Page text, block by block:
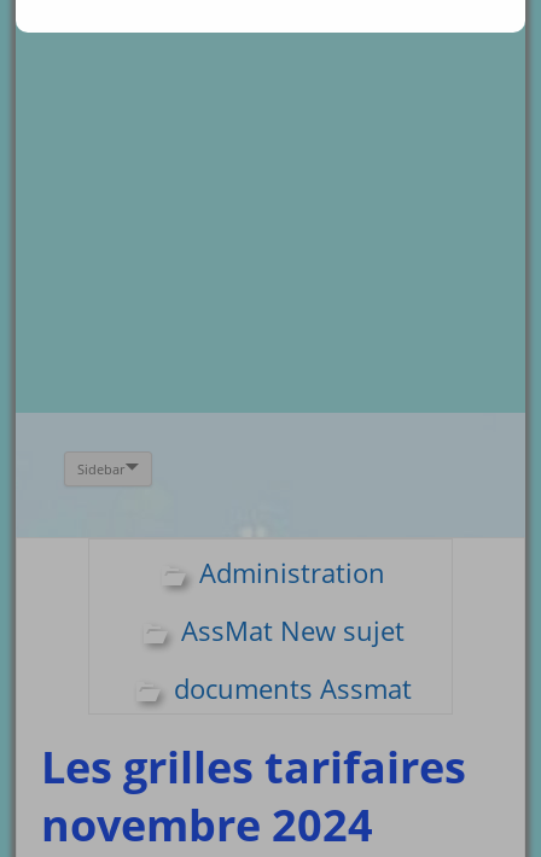
Sidebar
Administration
AssMat New sujet
documents Assmat
Les grilles tarifaires
novembre 2024